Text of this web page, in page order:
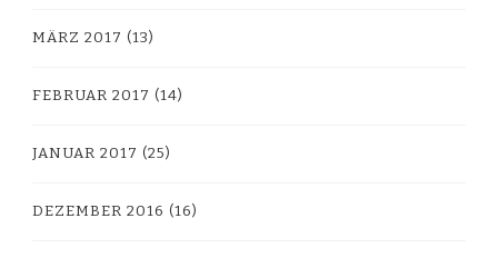
MÄRZ 2017 (13)
FEBRUAR 2017 (14)
JANUAR 2017 (25)
DEZEMBER 2016 (16)